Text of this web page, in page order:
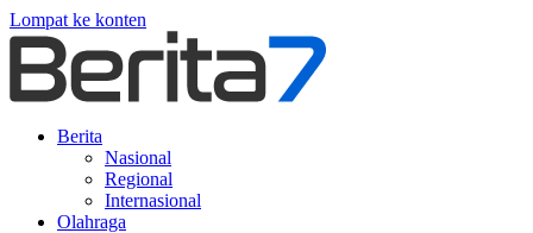
Lompat ke konten
Berita
Nasional
Regional
Internasional
Olahraga